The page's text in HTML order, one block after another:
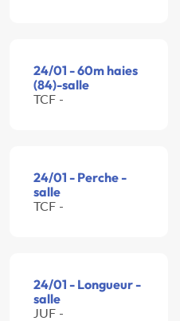
24/01 - 60m haies
(84)-salle
TCF -
24/01 - Perche -
salle
TCF -
24/01 - Longueur -
salle
JUF -